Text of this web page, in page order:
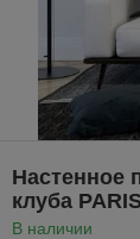
Настенное
клуба
В наличии